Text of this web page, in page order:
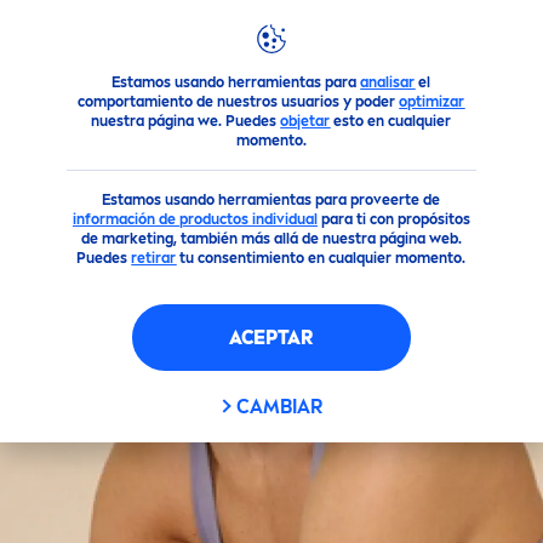
Estamos usando herramientas paraanalisar el
comportamiento de nuestros usuarios y poderoptimizar
nuestra página we. Puedesobjetar esto en cualquier
momento.
Estamos usando herramientas para proveerte de
información de productos individual para ti con propósitos
de marketing, también más allá de nuestra página web.
Puedesretirar tu consentimiento en cualquier momento.
ACEPTAR
CAMBIAR
Todos nuestros productos Cuidado Corporal
TIPO DE PRODUCTO
Cuidado de Manos
Cuidado Facial
Cuidado personal
Desodorantes